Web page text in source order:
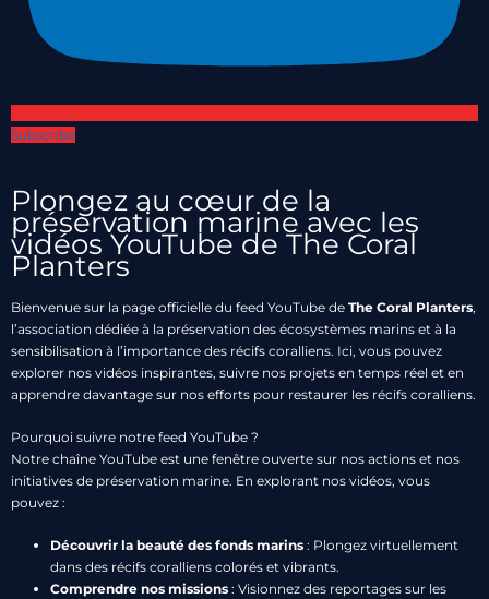
Subscribe
Plongez au cœur de la
préservation marine avec les
vidéos YouTube de The Coral
Planters
Bienvenue sur la page officielle du feed YouTube de The Coral Planters,
l’association dédiée à la préservation des écosystèmes marins et à la
sensibilisation à l’importance des récifs coralliens. Ici, vous pouvez
explorer nos vidéos inspirantes, suivre nos projets en temps réel et en
apprendre davantage sur nos efforts pour restaurer les récifs coralliens.
Pourquoi suivre notre feed YouTube ?
Notre chaîne YouTube est une fenêtre ouverte sur nos actions et nos
initiatives de préservation marine. En explorant nos vidéos, vous
pouvez :
Découvrir la beauté des fonds marins : Plongez virtuellement
dans des récifs coralliens colorés et vibrants.
Comprendre nos missions : Visionnez des reportages sur les